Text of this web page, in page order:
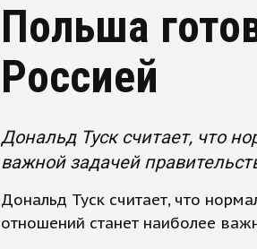
Польша
Россией
Дональд Туск считает, что
важной задачей
Дональд Туск считает, что
отношений станет наиболее